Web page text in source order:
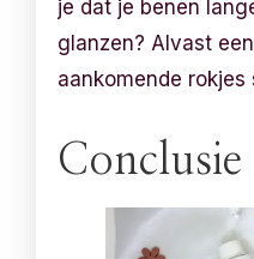
je dat je benen
glanzen? Alvast
aankomende rokjes
Conclusie